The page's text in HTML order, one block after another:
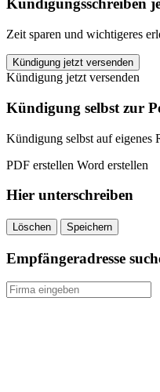
Kündigungsschreiben
Zeit sparen und wichtigeres
Württembergische
Hausratversicherung
kündigen
quantity
Kündigung jetzt versenden
Kündigung jetzt versenden
Kündigung selbst zur
Kündigung selbst auf eigenes
PDF erstellen Word erstellen
Hier unterschreiben
Löschen Speichern
Empfängeradresse